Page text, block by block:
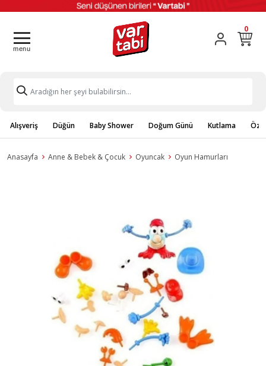
0
Alışveriş Düğün Baby Shower Doğum Günü Kutlama
Anasayfa Anne & Bebek & Çocuk Oyuncak Oyun Hamurları